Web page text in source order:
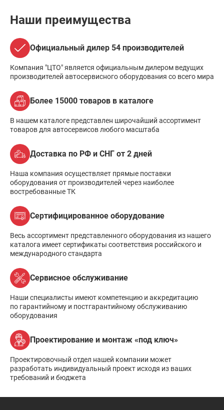
Наши преимущества
Официальный дилер 54 производителей
Компания "ЦТО" является официальным дилером ведущих
производителей автосервисного оборудования со всего мира
Более 15000 товаров в каталоге
В нашем каталоге представлен широчайший ассортимент
товаров для автосервисов любого масштаба
Доставка по РФ и СНГ от 2 дней
Наша компания осуществляет прямые поставки
оборудования от производителей через наиболее
востребованные ТК
Сертифицированное оборудование
Весь ассортимент представленного оборудования из нашего
каталога имеет сертификаты соответствия российского и
международного стандарта
Сервисное обслуживание
Наши специалисты имеют компетенцию и аккредитацию
по гарантийному и постгарантийному обслуживанию
оборудования
Проектирование и монтаж «под ключ»
Проектировочный отдел нашей компании может
разработать индивидуальный проект исходя из ваших
требований и бюджета